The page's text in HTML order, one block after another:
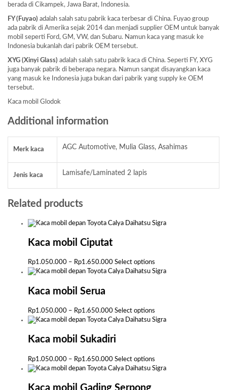
berada di Cikampek, Jawa Barat, Indonesia.
FY (Fuyao) adalah salah satu pabrik kaca terbesar di China. Fuyao group
ada pabrik di Amerika sejak 2014 dan menjadi supplier OEM untuk banyak
mobil seperti Ford, GM, VW, dan Subaru. Namun kaca yang masuk ke
Indonesia bukanlah dari pabrik OEM tersebut.
XYG (Xinyi Glass) adalah salah satu pabrik kaca di China. Seperti FY, XYG
juga banyak pabrik di beberapa negara. Namun sangat disayangkan kaca
yang masuk ke Indonesia juga bukan dari pabrik yang supply ke OEM
tersebut.
Kaca mobil Glodok
Additional information
Merk kaca AGC Automotive, Mulia Glass, Asahimas
Jenis kaca Lamisafe/Laminated 2 lapis
Related products
Kaca mobil Ciputat
Rp1.050.000 – Rp1.650.000Price
range:
Select options
product
options
product
Kaca mobil Serua
Rp1.050.000 – Rp1.650.000Price
range:
through
Select options
product
options
Kaca mobil Sukadiri
Rp1.050.000 – Rp1.650.000Price
range:
through
Select options
product